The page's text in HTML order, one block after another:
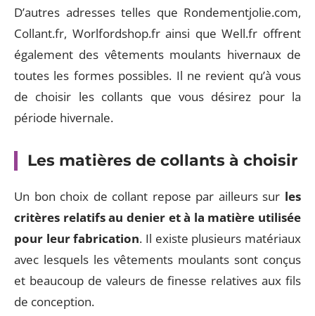
D’autres adresses telles que Rondementjolie.com,
Collant.fr, Worlfordshop.fr ainsi que Well.fr offrent
également des vêtements moulants hivernaux de
toutes les formes possibles. Il ne revient qu’à vous
de choisir les collants que vous désirez pour la
période hivernale.
Les matières de collants à choisir
Un bon choix de collant repose par ailleurs sur les
critères relatifs au denier et à la matière utilisée
pour leur fabrication. Il existe plusieurs matériaux
avec lesquels les vêtements moulants sont conçus
et beaucoup de valeurs de finesse relatives aux fils
de conception.